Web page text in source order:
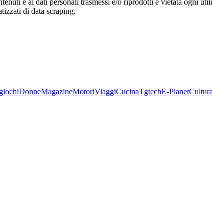
e ai dati personali trasmessi e/o riprodotti è vietata ogni
di data scraping.
DonneMagazineMotoriViaggiCucinaTgtechE-PlanetCultura